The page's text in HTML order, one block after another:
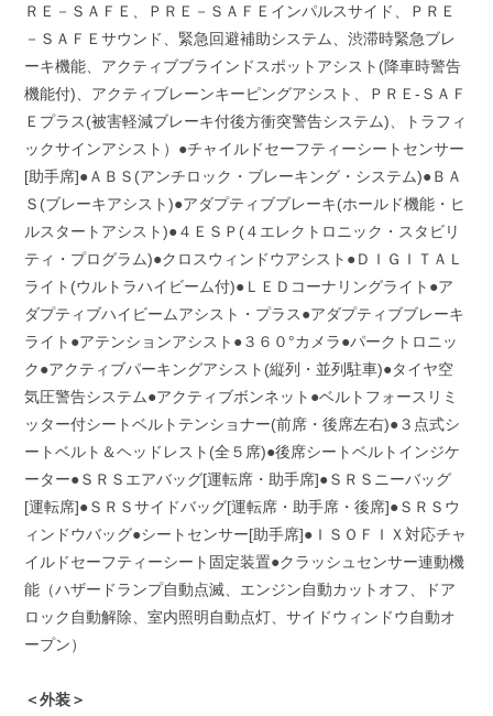
ＲＥ－ＳＡＦＥ、ＰＲＥ－ＳＡＦＥインパルスサイド、ＰＲＥ
－ＳＡＦＥサウンド、緊急回避補助システム、渋滞時緊急ブレ
ーキ機能、アクティブブラインドスポットアシスト(降車時警告
機能付)、アクティブレーンキーピングアシスト、ＰＲＥ-ＳＡＦ
Ｅプラス(被害軽減ブレーキ付後方衝突警告システム)、トラフィ
ックサインアシスト）●チャイルドセーフティーシートセンサー
[助手席]●ＡＢＳ(アンチロック・ブレーキング・システム)●ＢＡ
Ｓ(ブレーキアシスト)●アダプティブブレーキ(ホールド機能・ヒ
ルスタートアシスト)●４ＥＳＰ(４エレクトロニック・スタビリ
ティ・プログラム)●クロスウィンドウアシスト●ＤＩＧＩＴＡＬ
ライト(ウルトラハイビーム付)●ＬＥＤコーナリングライト●ア
ダプティブハイビームアシスト・プラス●アダプティブブレーキ
ライト●アテンションアシスト●３６０°カメラ●パークトロニッ
ク●アクティブパーキングアシスト(縦列・並列駐車)●タイヤ空
気圧警告システム●アクティブボンネット●ベルトフォースリミ
ッター付シートベルトテンショナー(前席・後席左右)●３点式シ
ートベルト＆ヘッドレスト(全５席)●後席シートベルトインジケ
ーター●ＳＲＳエアバッグ[運転席・助手席]●ＳＲＳニーバッグ
[運転席]●ＳＲＳサイドバッグ[運転席・助手席・後席]●ＳＲＳウ
ィンドウバッグ●シートセンサー[助手席]●ＩＳＯＦＩＸ対応チャ
イルドセーフティーシート固定装置●クラッシュセンサー連動機
能（ハザードランプ自動点滅、エンジン自動カットオフ、ドア
ロック自動解除、室内照明自動点灯、サイドウィンドウ自動オ
ープン）
＜外装＞